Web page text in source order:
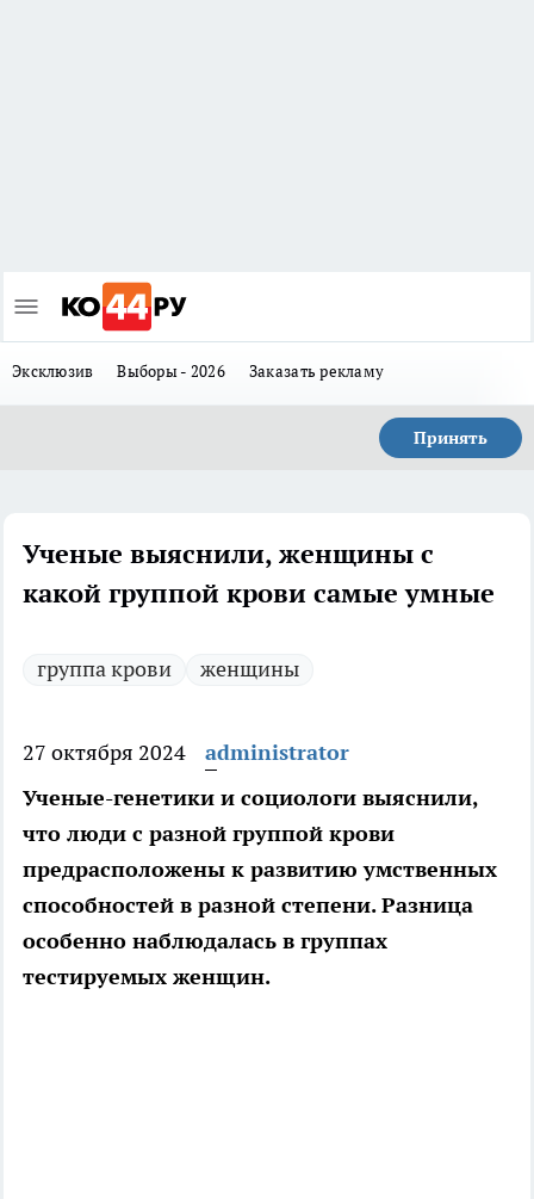
Эксклюзив Выборы - 2026 Заказать рекламу
Принять
Ученые выяснили, женщины с
какой группой крови самые умные
группа крови женщины
27 октября 2024
administrator
Ученые-генетики и социологи выяснили,
что люди с разной группой крови
предрасположены к развитию умственных
способностей в разной степени. Разница
особенно наблюдалась в группах
тестируемых женщин.